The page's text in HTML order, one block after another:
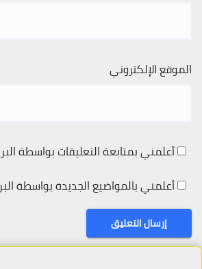
الموقع الإلكتروني
أعلمني بمتابعة التعليقات بواسطة
أعلمني بالمواضيع الجديدة بواسطة